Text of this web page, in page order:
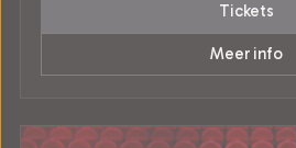
Tickets
Meer info